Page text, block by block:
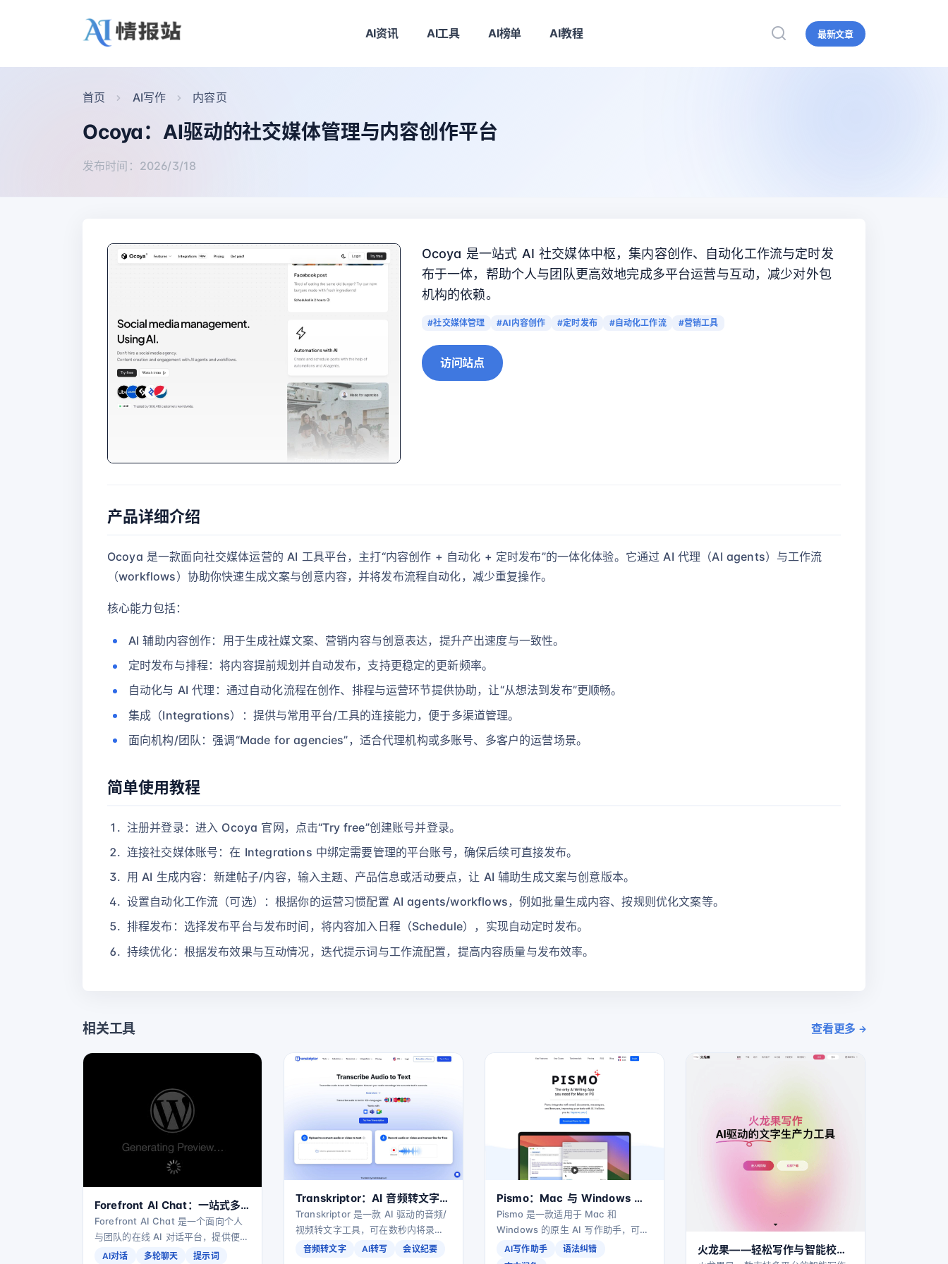
AI资讯 AI工具 AI榜单 AI教程 最新文章
首页 AI写作 内容页
Ocoya：AI驱动的社交媒体管理与内容创作平台
发布时间：2026/3/18
Ocoya 是一站式 AI 社交媒体中枢，集内容创作、自动化工作流与定时发
布于一体，帮助个人与团队更高效地完成多平台运营与互动，减少对外包
机构的依赖。
#社交媒体管理 #AI内容创作 #定时发布 #自动化工作流 #营销工具
访问站点
产品详细介绍
Ocoya 是一款面向社交媒体运营的 AI 工具平台，主打“内容创作 + 自动化 + 定时发布”的一体化体验。它通过 AI 代理（AI agents）与工作流
（workflows）协助你快速生成文案与创意内容，并将发布流程自动化，减少重复操作。
核心能力包括：
AI 辅助内容创作：用于生成社媒文案、营销内容与创意表达，提升产出速度与一致性。
定时发布与排程：将内容提前规划并自动发布，支持更稳定的更新频率。
自动化与 AI 代理：通过自动化流程在创作、排程与运营环节提供协助，让“从想法到发布”更顺畅。
集成（Integrations）：提供与常用平台/工具的连接能力，便于多渠道管理。
面向机构/团队：强调“Made for agencies”，适合代理机构或多账号、多客户的运营场景。
简单使用教程
注册并登录：进入 Ocoya 官网，点击“Try free”创建账号并登录。
连接社交媒体账号：在 Integrations 中绑定需要管理的平台账号，确保后续可直接发布。
用 AI 生成内容：新建帖子/内容，输入主题、产品信息或活动要点，让 AI 辅助生成文案与创意版本。
设置自动化工作流（可选）：根据你的运营习惯配置 AI agents/workflows，例如批量生成内容、按规则优化文案等。
排程发布：选择发布平台与发布时间，将内容加入日程（Schedule），实现自动定时发布。
持续优化：根据发布效果与互动情况，迭代提示词与工作流配置，提高内容质量与发布效率。
相关工具 查看更多
Forefront AI Chat：一站式多
模型 AI 对话平台
Forefront AI Chat 是一个面向个人
与团队的在线 AI 对话平台，提供便捷
的聊天式交互入口，帮助你更高效地
AI对话 多轮聊天 提示词
Transkriptor：AI 音频转文字与
会议纪要生成工具（支持 100+
语言）
Transkriptor 是一款 AI 驱动的音频/
视频转文字工具，可在数秒内将录音
转为可编辑文本，支持 100+ 语言，
音频转文字 AI转写 会议纪要
Pismo：Mac 与 Windows 原
生 AI 写作助手，写得更快更聪
明
Pismo 是一款适用于 Mac 和
Windows 的原生 AI 写作助手，可消
除拼写与语法错误、调整语气与文本
复杂度，并支持翻译与跨语言沟通；
AI写作助手
语法纠错
火龙果——轻松写作与智能校对